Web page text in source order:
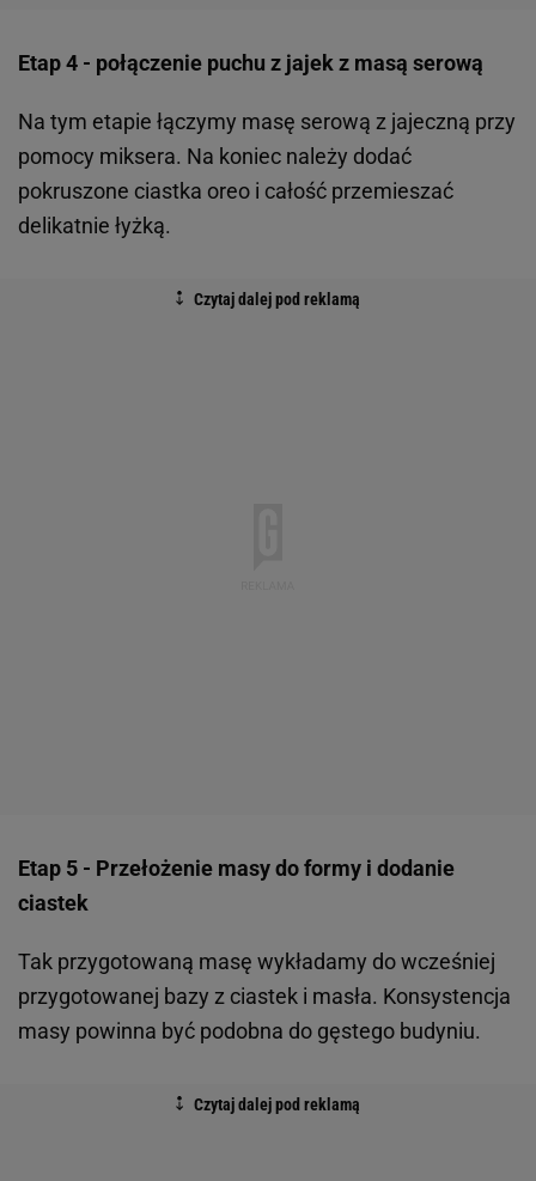
Etap 4 - połączenie puchu z jajek z masą serową
Na tym etapie łączymy masę serową z jajeczną przy
pomocy miksera. Na koniec należy dodać
pokruszone ciastka oreo i całość przemieszać
delikatnie łyżką.
Etap 5 - Przełożenie masy do formy i dodanie
ciastek
Tak przygotowaną masę wykładamy do wcześniej
przygotowanej bazy z ciastek i masła. Konsystencja
masy powinna być podobna do gęstego budyniu.